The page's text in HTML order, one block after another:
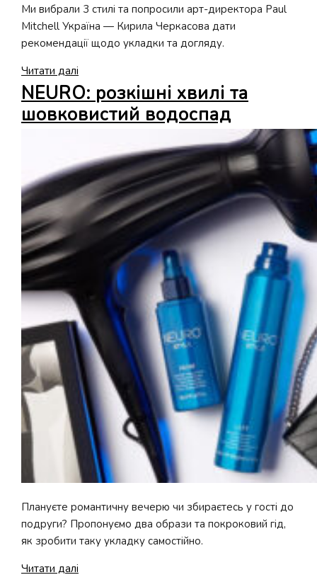
Ми вибрали 3 стилі та попросили арт-директора Paul
Mitchell Україна — Кирила Черкасова дати
рекомендації щодо укладки та догляду.
Читати далі
TO:
Стиль
как
зірки:
Дженіфер
Лоуренс,
Грета
Ферро
NEURO: розкішні хвилі та
шовковистий водоспад
Плануєте романтичну вечерю чи збираєтесь у гості до
подруги? Пропонуємо два образи та покроковий гід,
як зробити таку укладку самостійно.
Читати далі